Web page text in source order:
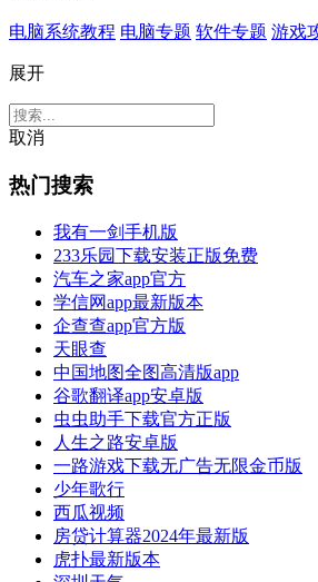
电脑系统教程 电脑专题 软件专题 游戏
展开
取消
热门搜索
我有一剑手机版
233乐园下载安装正版免费
汽车之家app官方
学信网app最新版本
企查查app官方版
天眼查
中国地图全图高清版app
谷歌翻译app安卓版
虫虫助手下载官方正版
人生之路安卓版
一路游戏下载无广告无限金币版
少年歌行
西瓜视频
房贷计算器2024年最新版
虎扑最新版本